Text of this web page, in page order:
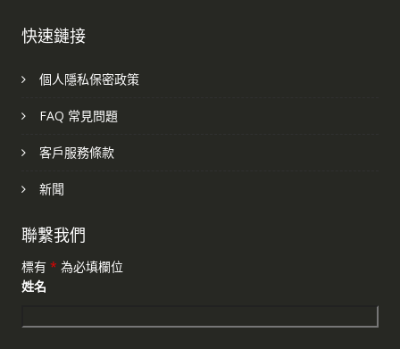
快速鏈接
個人隱私保密政策
FAQ 常見問題
客戶服務條款
新聞
聯繫我們
標有 * 為必填欄位
姓名